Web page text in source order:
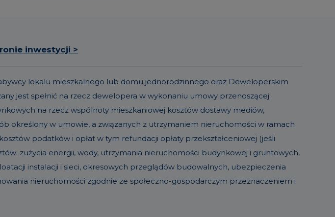
inwestycji >
lokalu mieszkalnego lub domu jednorodzinnego oraz Deweloperskim
jest spełnić na rzecz dewelopera w wykonaniu umowy przenoszącej
na rzecz wspólnoty mieszkaniowej kosztów dostawy mediów,
określony w umowie, a związanych z utrzymaniem nieruchomości w ramach
podatków i opłat w tym refundacji opłaty przekształceniowej (jeśli
zużycia energii, wody, utrzymania nieruchomości budynkowej i gruntowych,
instalacji i sieci, okresowych przeglądów budowalnych, ubezpieczenia
nieruchomości zgodnie ze społeczno-gospodarczym przeznaczeniem i